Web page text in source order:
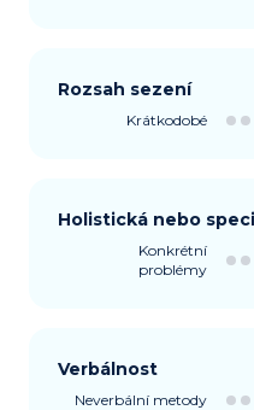
Rozsah sezení
Krátkodobé
Holistická nebo
Konkrétní
problémy
Verbálnost
Neverbální metody